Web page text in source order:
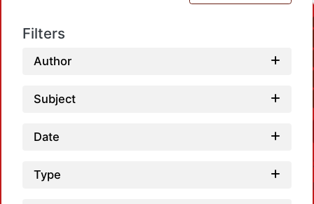
Filters
Author
Subject
Date
Type